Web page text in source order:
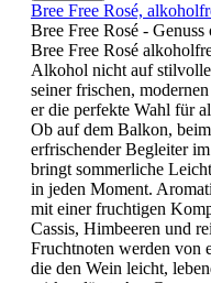
Bree Free Rosé,
Bree Free Rosé -
Bree Free Rosé
Alkohol nicht auf
seiner frischen,
er die perfekte Wahl für
Ob auf dem Balkon,
erfrischender Begleiter
bringt sommerliche
in jeden Moment.
mit einer fruchtigen
Cassis, Himbeeren und
Fruchtnoten werden von
die den Wein leicht,